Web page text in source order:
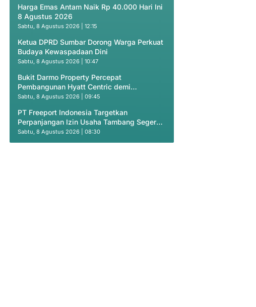
Harga Emas Antam Naik Rp 40.000 Hari Ini
8 Agustus 2026
Sabtu, 8 Agustus 2026 | 12:15
Ketua DPRD Sumbar Dorong Warga Perkuat
Budaya Kewaspadaan Dini
Sabtu, 8 Agustus 2026 | 10:47
Bukit Darmo Property Percepat
Pembangunan Hyatt Centric demi
Pendapatan Berkelanjutan
Sabtu, 8 Agustus 2026 | 09:45
PT Freeport Indonesia Targetkan
Perpanjangan Izin Usaha Tambang Segera
Terbit
Sabtu, 8 Agustus 2026 | 08:30